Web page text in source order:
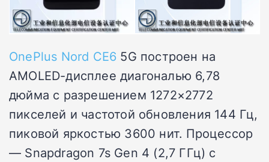
OnePlus Nord CE6 5G построен на
AMOLED-дисплее диагональю 6,78
дюйма с разрешением 1272×2772
пикселей и частотой обновления 144 Гц,
пиковой яркостью 3600 нит. Процессор
— Snapdragon 7s Gen 4 (2,7 ГГц) с